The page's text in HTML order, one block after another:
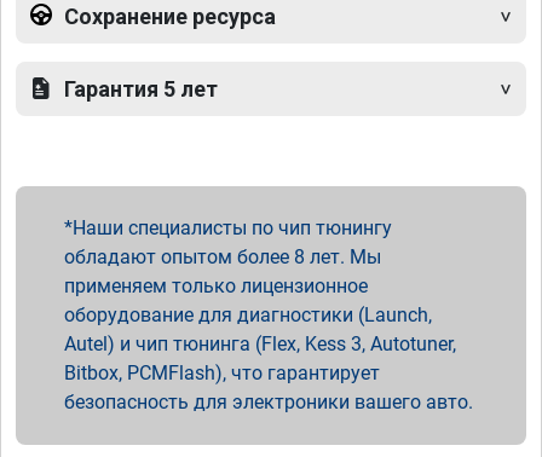
Сохранение ресурса
Гарантия 5 лет
Наши специалисты по чип тюнингу
обладают опытом более 8 лет. Мы
применяем только лицензионное
оборудование для диагностики (Launch,
Autel) и чип тюнинга (Flex, Kess 3, Autotuner,
Bitbox, PCMFlash), что гарантирует
безопасность для электроники вашего авто.